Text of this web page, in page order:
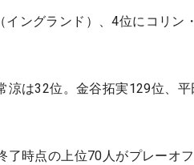
ングランド）、4位にコリン
涼は32位。金谷拓実129位、
了時点の上位70人がプレーオ